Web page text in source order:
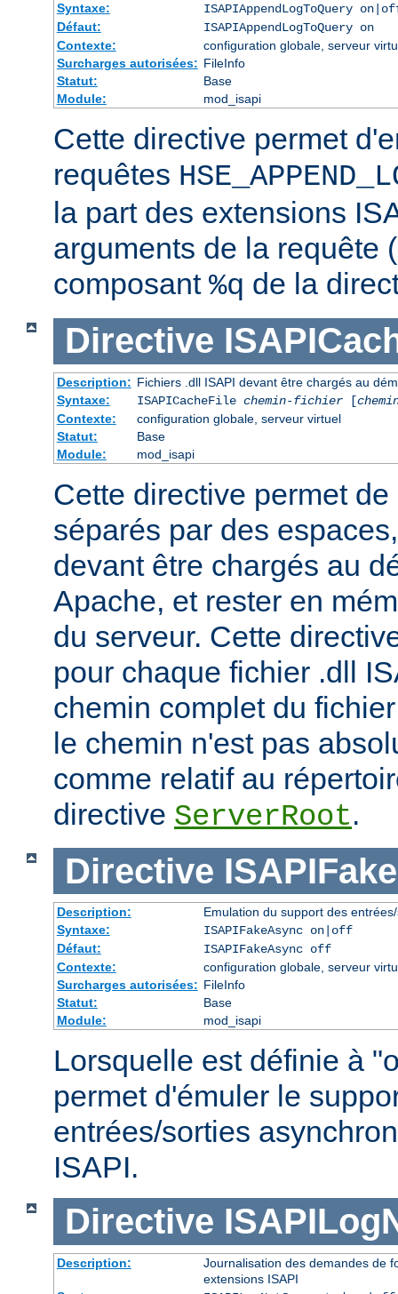
Syntaxe:
ISAPIAppendLogToQuery
Défaut:
ISAPIAppendLogToQuery on
Contexte:
configuration globale, serveur
Surcharges autorisées: FileInfo
Statut:
Base
Module:
mod_isapi
Cette directive permet
requêtes
la part des extensions
arguments de la requête
composant %q de la
Directive
Description: Fichiers .dll ISAPI devant être chargés au
Syntaxe:
ISAPICacheFile chemin-fichier[
Contexte:
configuration globale, serveur virtuel
Statut:
Base
Module:
mod_isapi
Cette directive permet
séparés par des
devant être chargés au
Apache, et rester en
du serveur. Cette
pour chaque fichier .dll
chemin complet du
le chemin n'est pas
comme relatif au
directive ServerRoot.
Directive
Description:
Emulation du support des
Syntaxe:
ISAPIFakeAsync on|off
Défaut:
ISAPIFakeAsync off
Contexte:
configuration globale, serveur
Surcharges autorisées: FileInfo
Statut:
Base
Module:
mod_isapi
Lorsquelle est définie à
permet d'émuler le
entrées/sorties
ISAPI.
Directive
Description:
Journalisation des demandes de
extensions ISAPI